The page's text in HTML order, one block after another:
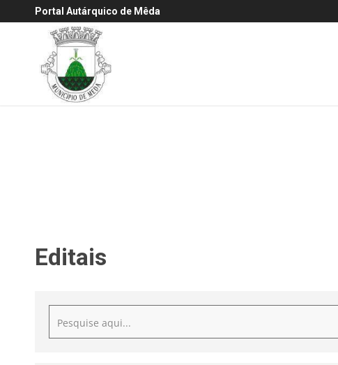
Portal Autárquico de Mêda
Editais